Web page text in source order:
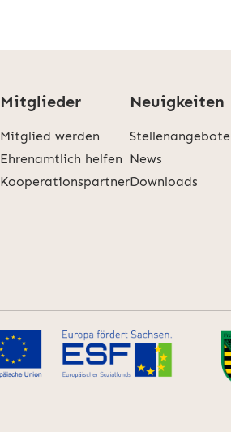
Mitglieder
Mitglied werden
Ehrenamtlich helfen
Kooperationspartner
Neuigkeiten
Stellenangebote
News
Downloads